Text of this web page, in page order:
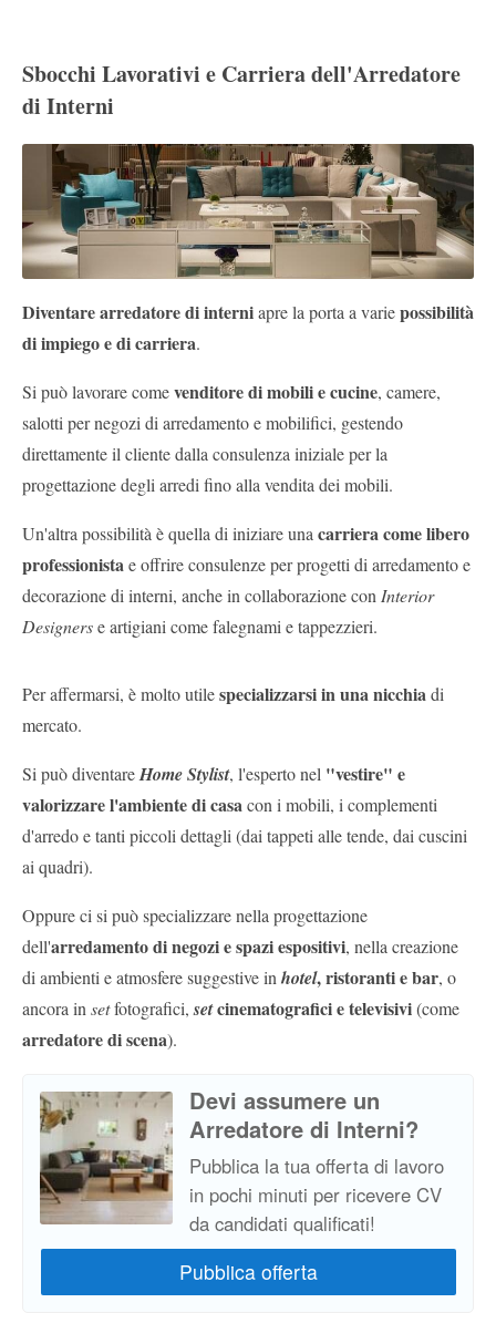
Sbocchi Lavorativi e Carriera dell'Arredatore
di Interni
Diventare arredatore di interniapre la porta a variepossibilità
di impiego e di carriera.
Si può lavorare comevenditore di mobili e cucine, camere,
salotti per negozi di arredamento e mobilifici, gestendo
direttamente il cliente dalla consulenza iniziale per la
progettazione degli arredi fino alla vendita dei mobili.
Un'altra possibilità è quella di iniziare una carriera come libero
professionistae offrire consulenze per progetti di arredamento e
decorazione di interni, anche in collaborazione con Interior
Designerse artigiani come falegnami e tappezzieri.
Per affermarsi, è molto utilespecializzarsi in una nicchiadi
mercato.
Si può diventareHome Stylist, l'esperto nel "vestire" e
valorizzare l'ambiente di casacon i mobili, i complementi
d'arredo e tanti piccoli dettagli (dai tappeti alle tende, dai cuscini
ai quadri).
Oppure ci si può specializzare nella progettazione
dell'arredamento di negozi e spazi espositivi, nella creazione
di ambienti e atmosfere suggestive in hotel, ristoranti e bar, o
ancora in setfotografici, setcinematografici e televisivi(come
arredatore di scena).
Devi assumere un
Arredatore di Interni?
Pubblica la tua offerta di lavoro
in pochi minuti per ricevere CV
da candidati qualificati!